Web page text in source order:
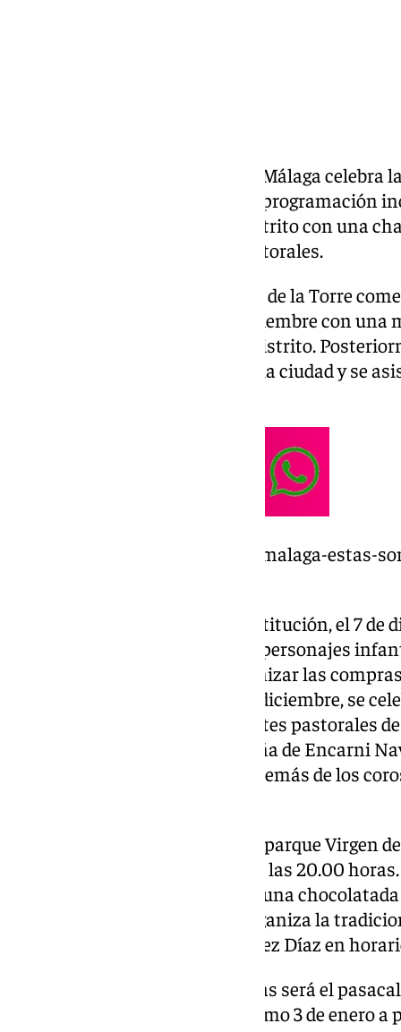
de Málaga celebra
actividades de ocio familiar. La programación
animación por las calles del distrito con una
populares de zambombas y pastorales.
La Navidad en el distrito Puerto de la Torre
Nochebuena. Lo hizo el 2 de diciembre con
ofrecía la Junta Municipal de Distrito.
belenes guiada por el centro de la ciudad y se
https://www.101tv.es/navidad-malaga-estas-
En el famoso puente de la Constitución, el 7
por las arterias del distrito con personajes
comercio de proximidad y amenizar las
barrios. El día siguiente, el 8 de diciembre, se
Pastorales, que reunió a diferentes pastorales
la zambomba flamenca navideña de Encarni
recinto del Parque Artesanal, además de los
Los días 21 y 22 de diciembre, el parque Virgen
infantiles desde las 16.00 hasta las 20.00
talleres, decoración navideña y una
diciembre, el Área de Fiestas organiza la
Será en el parque Andrés Jiménez Díaz en
El colofón a las fiestas navideñas será el
Magos, que se celebrará el próximo 3 de enero